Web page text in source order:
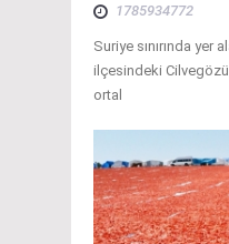
1785934772
Suriye sınırında yer
ilçesindeki Cilvegözü
ortal